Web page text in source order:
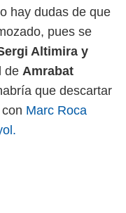
hay dudas de que
pues se
Altimira y
de Amrabat
que descartar
Marc Roca